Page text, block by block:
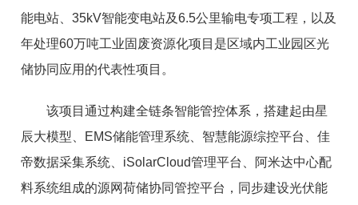
能电站、35kV智能变电站及6.5公里输电专项工程，以及
年处理60万吨工业固废资源化项目是区域内工业园区光
储协同应用的代表性项目。
该项目通过构建全链条智能管控体系，搭建起由星
辰大模型、EMS储能管理系统、智慧能源综控平台、佳
帝数据采集系统、iSolarCloud管理平台、阿米达中心配
料系统组成的源网荷储协同管控平台，同步建设光伏能